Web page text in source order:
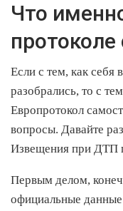
Что
Если с тем, как себя
разобрались, то с
Европротокол
вопросы. Давайте
Извещения при ДТП
Первым делом,
официальные